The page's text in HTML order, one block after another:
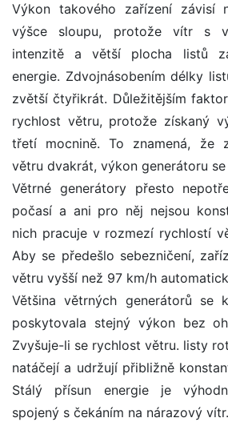
Výkon takového zařízení závisí
výšce sloupu, protože vítr s
intenzitě a větší plocha listů
energie. Zdvojnásobením délky
zvětší čtyřikrát. Důležitějším
rychlost větru, protože získaný
třetí mocnině. To znamená, že
větru dvakrát, výkon generátoru
Větrné generátory přesto
počasí a ani pro něj nejsou
nich pracuje v rozmezí rychlostí
Aby se předešlo sebezničení,
větru vyšší než 97 km/h
Většina větrných generátorů se
poskytovala stejný výkon bez
Zvyšuje-li se rychlost větru. listy
natáčejí a udržují přibližně
Stálý přísun energie je
spojený s čekáním na nárazový vítr.